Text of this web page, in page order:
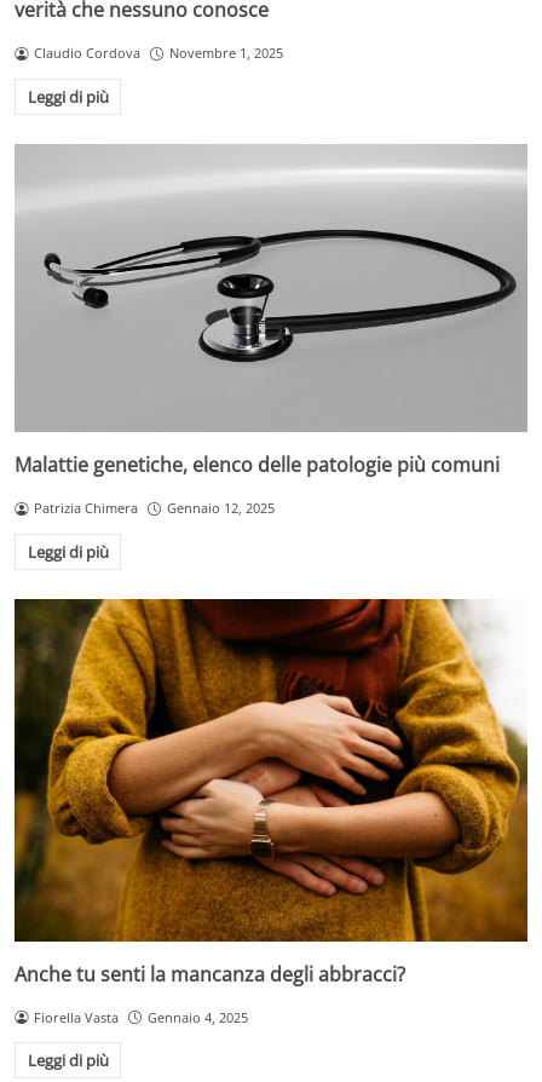
verità che nessuno conosce
Claudio Cordova Novembre 1, 2025
Leggi di più
Malattie genetiche, elenco delle patologie più comuni
Patrizia Chimera Gennaio 12, 2025
Leggi di più
Anche tu senti la mancanza degli abbracci?
Fiorella Vasta Gennaio 4, 2025
Leggi di più